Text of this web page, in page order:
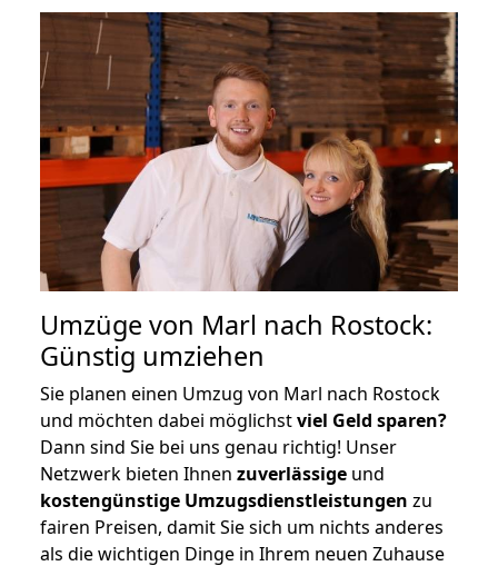
Umzüge von Marl nach Rostock:
Günstig umziehen
Sie planen einen Umzug von Marl nach Rostock
und möchten dabei möglichstviel Geld sparen?
Dann sind Sie bei uns genau richtig! Unser
Netzwerk bieten Ihnen zuverlässige und
kostengünstige Umzugsdienstleistungen zu
fairen Preisen, damit Sie sich um nichts anderes
als die wichtigen Dinge in Ihrem neuen Zuhause